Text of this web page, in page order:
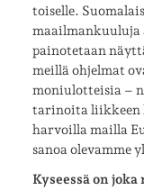
toiselle.
maailmankuuluja
painotetaan
meillä ohjelmat
moniulotteisia –
tarinoita liikkeen
harvoilla mailla
sanoa olevamme
Kyseessä on